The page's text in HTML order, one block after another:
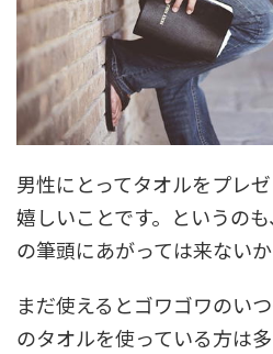
男性にとってタオルをプレ
嬉しいことです。というの
の筆頭にあがっては来ないか
まだ使えるとゴワゴワのい
のタオルを使っている方は